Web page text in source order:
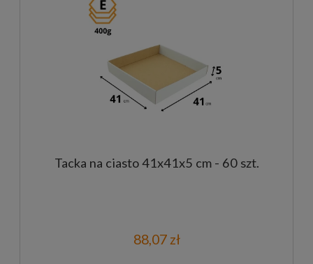
Tacka na ciasto 41x41x5 cm - 60 szt.
88,07 zł